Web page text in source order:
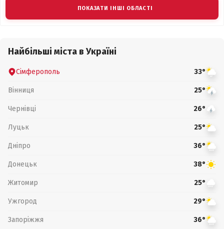
ПОКАЗАТИ ІНШІ ОБЛАСТІ
Найбільші міста в Україні
Сімферополь 33°
Вінниця 25°
Чернівці 26°
Луцьк 25°
Дніпро 36°
Донецьк 38°
Житомир 25°
Ужгород 29°
Запоріжжя 36°